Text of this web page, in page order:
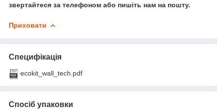
звертайтеся за телефоном або пишіть нам на пошту.
Приховати
Специфікація
ecokit_wall_tech.pdf
Спосіб упаковки